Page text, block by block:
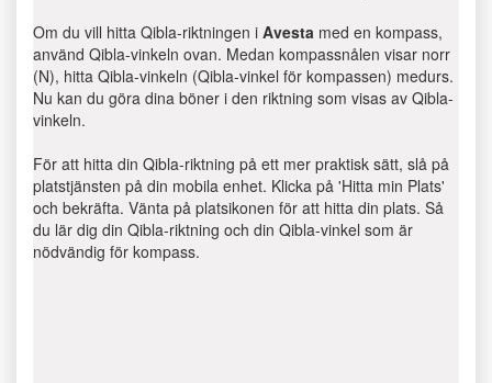
Om du vill hitta Qibla-riktningen i Avesta med en kompass,
använd Qibla-vinkeln ovan. Medan kompassnålen visar norr
(N), hitta Qibla-vinkeln (Qibla-vinkel för kompassen) medurs.
Nu kan du göra dina böner i den riktning som visas av Qibla-
vinkeln.
För att hitta din Qibla-riktning på ett mer praktisk sätt, slå på
platstjänsten på din mobila enhet. Klicka på 'Hitta min Plats'
och bekräfta. Vänta på platsikonen för att hitta din plats. Så
du lär dig din Qibla-riktning och din Qibla-vinkel som är
nödvändig för kompass.